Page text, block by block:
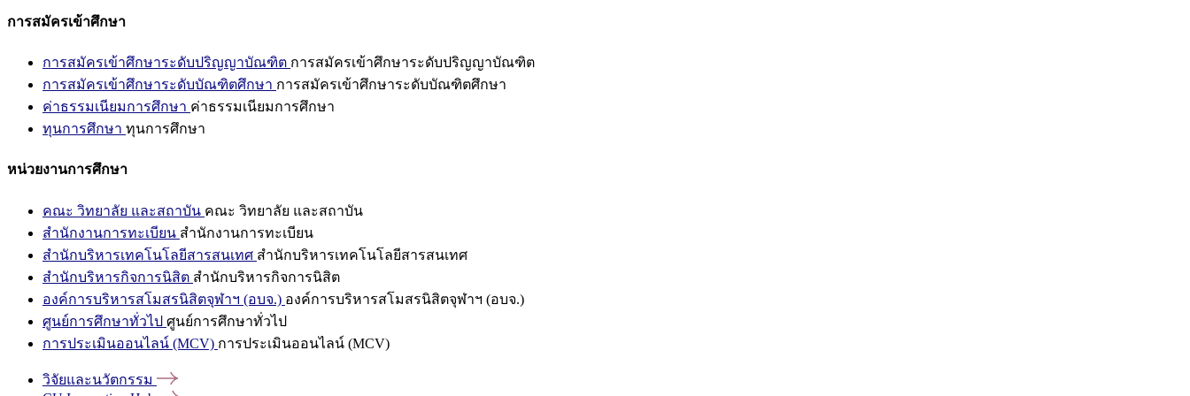
การสมัครเข้าศึกษา
การสมัครเข้าศึกษาระดับปริญญาบัณฑิต การสมัครเข้าศึกษาระดับปริญญาบัณฑิต
การสมัครเข้าศึกษาระดับบัณฑิตศึกษา การสมัครเข้าศึกษาระดับบัณฑิตศึกษา
ค่าธรรมเนียมการศึกษา ค่าธรรมเนียมการศึกษา
ทุนการศึกษา ทุนการศึกษา
หน่วยงานการศึกษา
คณะ วิทยาลัย และสถาบัน คณะ วิทยาลัย และสถาบัน
สำนักงานการทะเบียน สำนักงานการทะเบียน
สำนักบริหารเทคโนโลยีสารสนเทศ สำนักบริหารเทคโนโลยีสารสนเทศ
สำนักบริหารกิจการนิสิต สำนักบริหารกิจการนิสิต
องค์การบริหารสโมสรนิสิตจุฬาฯ (อบจ.) องค์การบริหารสโมสรนิสิตจุฬาฯ (อบจ.)
ศูนย์การศึกษาทั่วไป ศูนย์การศึกษาทั่วไป
การประเมินออนไลน์ (MCV) การประเมินออนไลน์ (MCV)
วิจัยและนวัตกรรม